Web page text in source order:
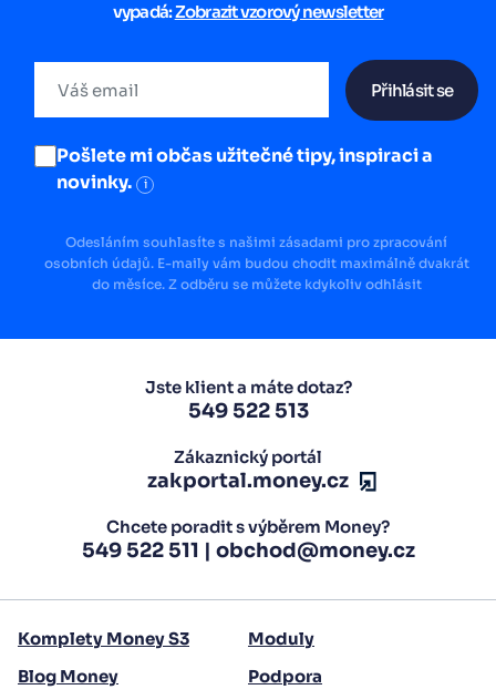
vypadá:Zobrazit vzorový newsletter
Přihlásit se
Pošlete mi občas užitečné tipy, inspiraci a
novinky.
i
Odesláním souhlasíte s našimi zásadami pro zpracování
osobních údajů. E-maily vám budou chodit maximálně dvakrát
do měsíce. Z odběru se můžete kdykoliv odhlásit
Jste klient a máte dotaz?
549 522 513
Zákaznický portál
zakportal.money.cz
Chcete poradit s výběrem Money?
549 522 511 | obchod@money.cz
Komplety Money S3
Moduly
Blog Money
Podpora